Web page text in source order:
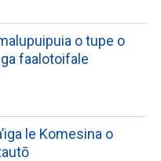
o tupe o
faalotoifale
le Komesina o